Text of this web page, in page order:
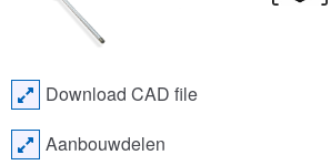
Download CAD file
Aanbouwdelen